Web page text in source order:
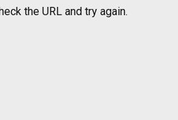
the URL and try again.